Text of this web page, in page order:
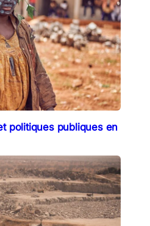
politiques publiques en